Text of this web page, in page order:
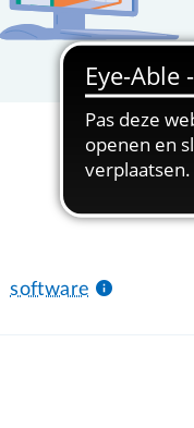
software